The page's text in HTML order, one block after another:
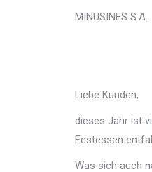
MINUSINES S.A.
Liebe Kunden,
dieses Jahr ist
Festessen
Was sich auch